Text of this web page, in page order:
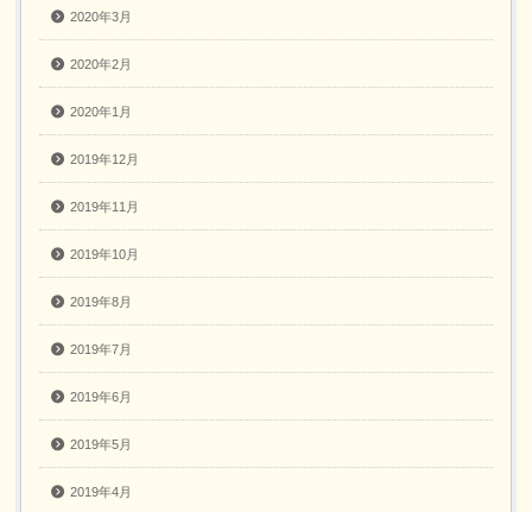
2020年3月
2020年2月
2020年1月
2019年12月
2019年11月
2019年10月
2019年8月
2019年7月
2019年6月
2019年5月
2019年4月